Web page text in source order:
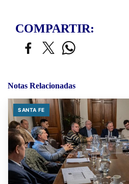
COMPARTIR:
Notas Relacionadas
SANTA FE